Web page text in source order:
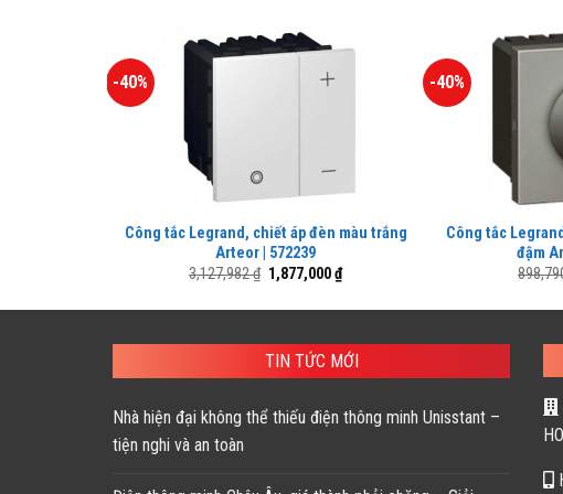
-40%
Công tắc Legrand, chiết áp đèn màu trắng
Arteor | 572239
3,127,982₫ Giá
gốc
1,877,000₫Giá
hiện
-40%
Công tắc
đậm
TIN TỨC MỚI
Nhà hiện đại không thể thiếu điện thông minh Unisstant –
tiện nghi và an toàn